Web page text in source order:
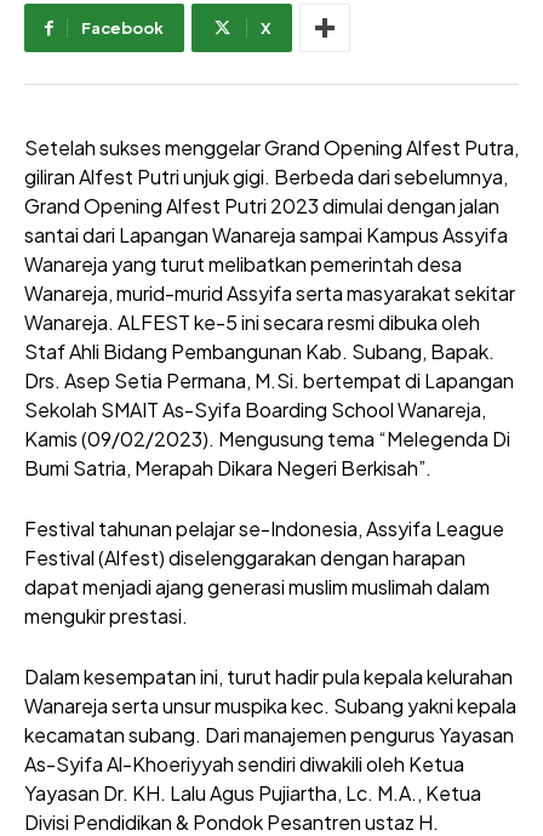
Facebook X
Setelah sukses menggelar Grand Opening Alfest Putra,
giliran Alfest Putri unjuk gigi. Berbeda dari sebelumnya,
Grand Opening Alfest Putri 2023 dimulai dengan jalan
santai dari Lapangan Wanareja sampai Kampus Assyifa
Wanareja yang turut melibatkan pemerintah desa
Wanareja, murid-murid Assyifa serta masyarakat sekitar
Wanareja. ALFEST ke-5 ini secara resmi dibuka oleh
Staf Ahli Bidang Pembangunan Kab. Subang, Bapak.
Drs. Asep Setia Permana, M.Si. bertempat di Lapangan
Sekolah SMAIT As-Syifa Boarding School Wanareja,
Kamis (09/02/2023). Mengusung tema “Melegenda Di
Bumi Satria, Merapah Dikara Negeri Berkisah”.
Festival tahunan pelajar se-Indonesia, Assyifa League
Festival (Alfest) diselenggarakan dengan harapan
dapat menjadi ajang generasi muslim muslimah dalam
mengukir prestasi.
Dalam kesempatan ini, turut hadir pula kepala kelurahan
Wanareja serta unsur muspika kec. Subang yakni kepala
kecamatan subang. Dari manajemen pengurus Yayasan
As-Syifa Al-Khoeriyyah sendiri diwakili oleh Ketua
Yayasan Dr. KH. Lalu Agus Pujiartha, Lc. M.A., Ketua
Divisi Pendidikan & Pondok Pesantren ustaz H.